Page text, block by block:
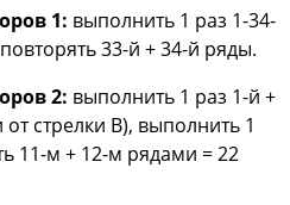
1: выполнить 1 раз 1-34-
33-й + 34-й ряды.
2: выполнить 1 раз 1-й +
стрелки В), выполнить 1
11-м + 12-м рядами = 22